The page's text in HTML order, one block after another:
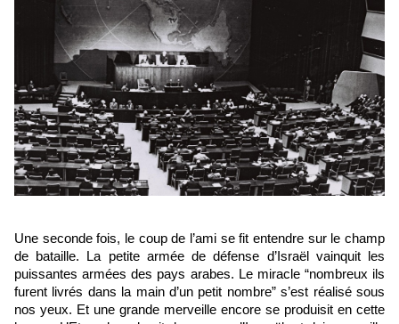
Une seconde fois, le coup de l’ami se fit entendre sur le champ
de bataille. La petite armée de défense d’Israël vainquit les
puissantes armées des pays arabes. Le miracle “nombreux ils
furent livrés dans la main d’un petit nombre” s’est réalisé sous
nos yeux. Et une grande merveille encore se produisit en cette